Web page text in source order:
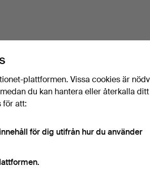
plattformen. Vissa cookies är
du kan hantera eller återkalla ditt
för att:
för dig utifrån hur du använder